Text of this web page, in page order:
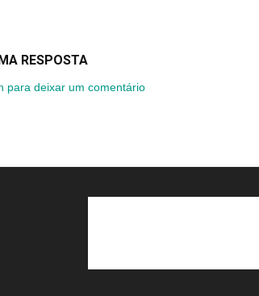
RESPOSTA
para deixar um comentário